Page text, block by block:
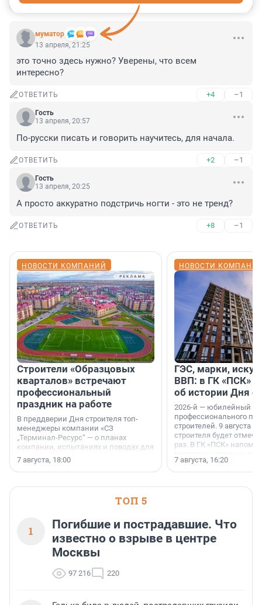
муматор
13 апреля, 21:25
это точно здесь нужно? Уверены, что всем
интересно?
ОТВЕТИТЬ +4 –1
Гость
13 апреля, 20:57
По-русски писать и говорить научитесь, для начала.
ОТВЕТИТЬ +2 –1
Гость
13 апреля, 20:25
А просто аккуратно подстричь ногти - это не тренд?
ОТВЕТИТЬ +8 –1
НОВОСТИ КОМПАНИЙ
Строители «Образцовых
кварталов» встречают
профессиональный
праздник на работе
В преддверии Дня строителя топ-
менеджеры компании «СЗ
„Терминал-Ресурс“ — о планах
компании, испытаниях и поводах для
осторожного оптимизма.
7 августа, 18:00
НОВОСТИ
ГЭС, марки,
ВВП: в ГК «ПСК»
об истории Дня
2026-й — юбилейный
профессионального
строителей. 9 августа
строителя будет
раз. В ГК «ПСК»
поменялась роль
7 августа, 16:20
ТОП 5
1
Погибшие и пострадавшие. Что
известно о взрыве в центре
Москвы
97 216 220